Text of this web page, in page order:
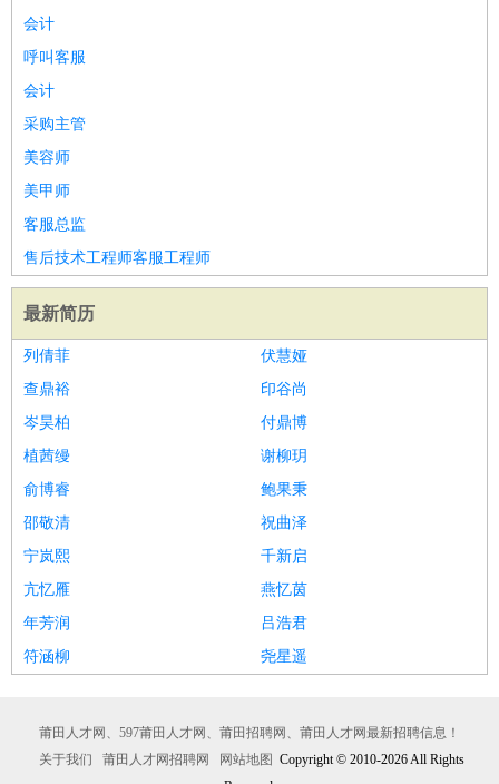
会计
呼叫客服
会计
采购主管
美容师
美甲师
客服总监
售后技术工程师客服工程师
最新简历
列倩菲
伏慧娅
查鼎裕
印谷尚
岑昊柏
付鼎博
植茜缦
谢柳玥
俞博睿
鲍果秉
邵敬清
祝曲泽
宁岚熙
千新启
亢忆雁
燕忆茵
年芳润
吕浩君
符涵柳
尧星遥
莆田人才网、597莆田人才网、莆田招聘网、莆田人才网最新招聘信息！
关于我们
莆田人才网招聘网 网站地图 Copyright © 2010-2026 All Rights